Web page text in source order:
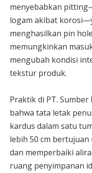
menyebabkan
logam akibat
menghasilkan pin
memungkinkan
mengubah kondisi
tekstur produk.
Praktik di PT.
bahwa tata letak
kardus dalam satu
lebih 50 cm
dan memperbaiki
ruang penyimpanan